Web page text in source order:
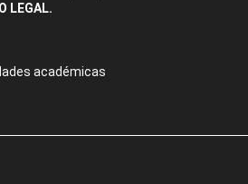
LEGAL.
académicas